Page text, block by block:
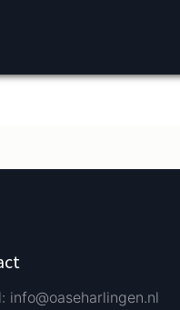
info@oaseharlingen.nl